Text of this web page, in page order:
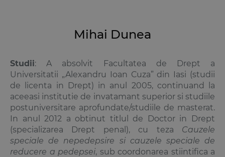
Mihai Dunea
Studii: A absolvit Facultatea de Drept a
Universitatii „Alexandru Ioan Cuza” din Iasi (studii
de licenta in Drept) in anul 2005, continuand la
aceeasi institutie de invatamant superior si studiile
postuniversitare aprofundate/studiile de masterat.
In anul 2012 a obtinut titlul de Doctor in Drept
(specializarea Drept penal), cu teza Cauzele
speciale de nepedepsire si cauzele speciale de
reducere a pedepsei, sub coordonarea stiintifica a